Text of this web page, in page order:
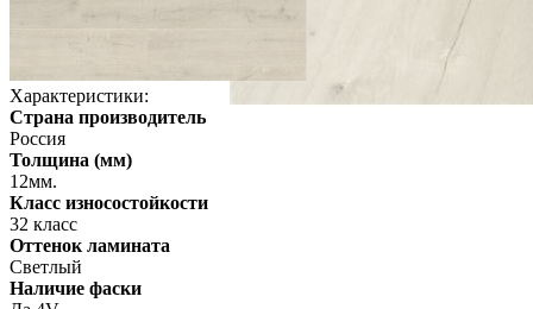
Характеристики:
Страна производитель
Россия
Толщина (мм)
12мм.
Класс износостойкости
32 класс
Оттенок ламината
Светлый
Наличие фаски